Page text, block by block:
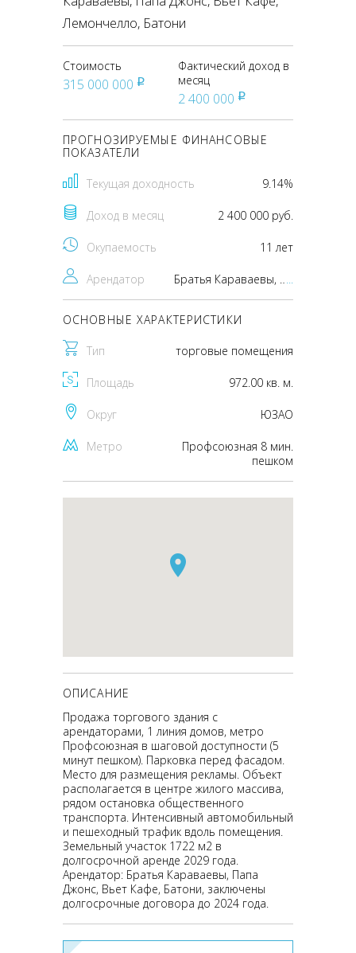
Лемончелло, Батони
Стоимость
315 000 000 pуб
Фактический доход в
месяц
2 400 000 pуб
ПРОГНОЗИРУЕМЫЕ ФИНАНСОВЫЕ
ПОКАЗАТЕЛИ
Текущая доходность 9.14%
Доход в месяц 2 400 000 руб.
Окупаемость 11 лет
Арендатор Братья Караваевы, Папа Джонс, Вьет Кафе, Лемончелло, Батони...
ОСНОВНЫЕ ХАРАКТЕРИСТИКИ
Тип торговые помещения
Площадь 972.00 кв. м.
Округ ЮЗАО
Метро
Профсоюзная 8 мин.
пешком
ОПИСАНИЕ
Продажа торгового здания с
арендаторами, 1 линия домов, метро
Профсоюзная в шаговой доступности (5
минут пешком). Парковка перед фасадом.
Место для размещения рекламы. Объект
располагается в центре жилого массива,
рядом остановка общественного
транспорта. Интенсивный автомобильный
и пешеходный трафик вдоль помещения.
Земельный участок 1722 м2 в
долгосрочной аренде 2029 года.
Арендатор: Братья Караваевы, Папа
Джонс, Вьет Кафе, Батони, заключены
долгосрочные договора до 2024 года.